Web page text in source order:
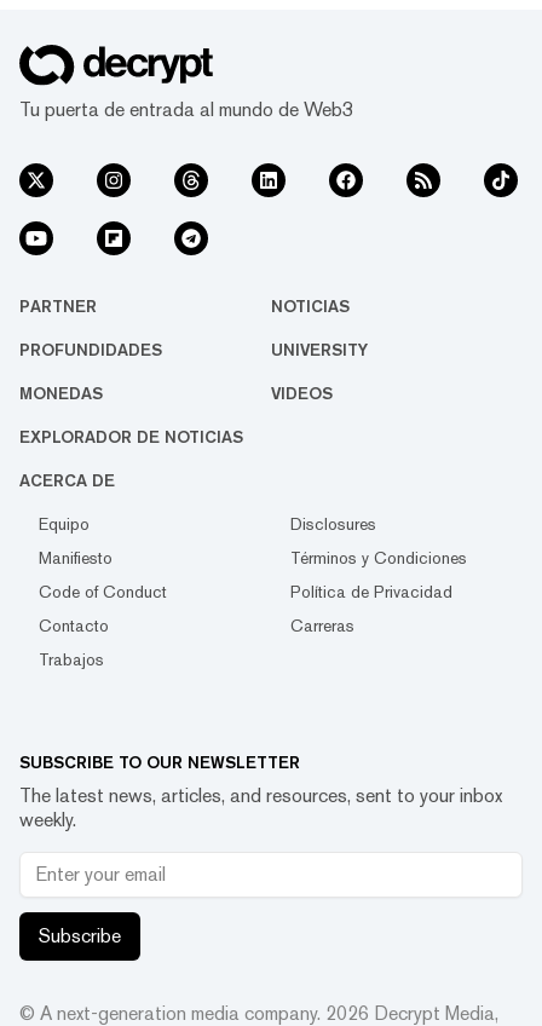
Tu puerta de entrada al mundo de Web3
PARTNER NOTICIAS
PROFUNDIDADES UNIVERSITY
MONEDAS VIDEOS
EXPLORADOR DE NOTICIAS
ACERCA DE
Equipo
Disclosures
Manifiesto
Términos y Condiciones
Code of Conduct
Política de Privacidad
Contacto
Carreras
Trabajos
SUBSCRIBE TO OUR NEWSLETTER
The latest news, articles, and resources, sent to your inbox
weekly.
Subscribe
© A next-generation media company. 2026 Decrypt Media,